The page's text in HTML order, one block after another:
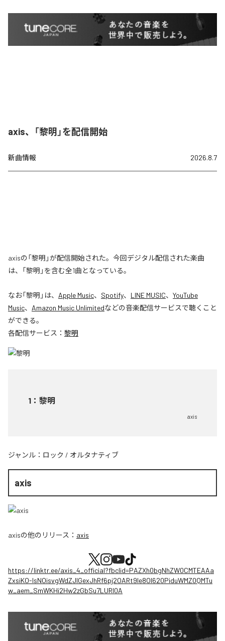
axis、「黎明」を配信開始
新曲情報 2026.8.7
axisの「黎明」が配信開始された。今回デジタル配信された楽曲
は、「黎明」を含む全1曲となっている。
なお「黎明 」は、 Apple Music、 Spotify、 LINE MUSIC、 YouTube
Music、 Amazon Music Unlimitedなどの音楽配信サービスで聴くこと
ができる。
各配信サービス： 黎明
1 ： 黎明
axis
ジャンル： ロック / オルタナティブ
axis
axisの他のリリース： axis
https://linktr.ee/axis_4_official?fbclid=PAZXh0bgNhZW0CMTEAAa
ZxsiKO-IsNOisvgWdZJIGexJhRf6pj2OARt9le8OI620PiduWMZ0QMTu
w_aem_SmWKHi2Hw2zGbSu7LURI0A